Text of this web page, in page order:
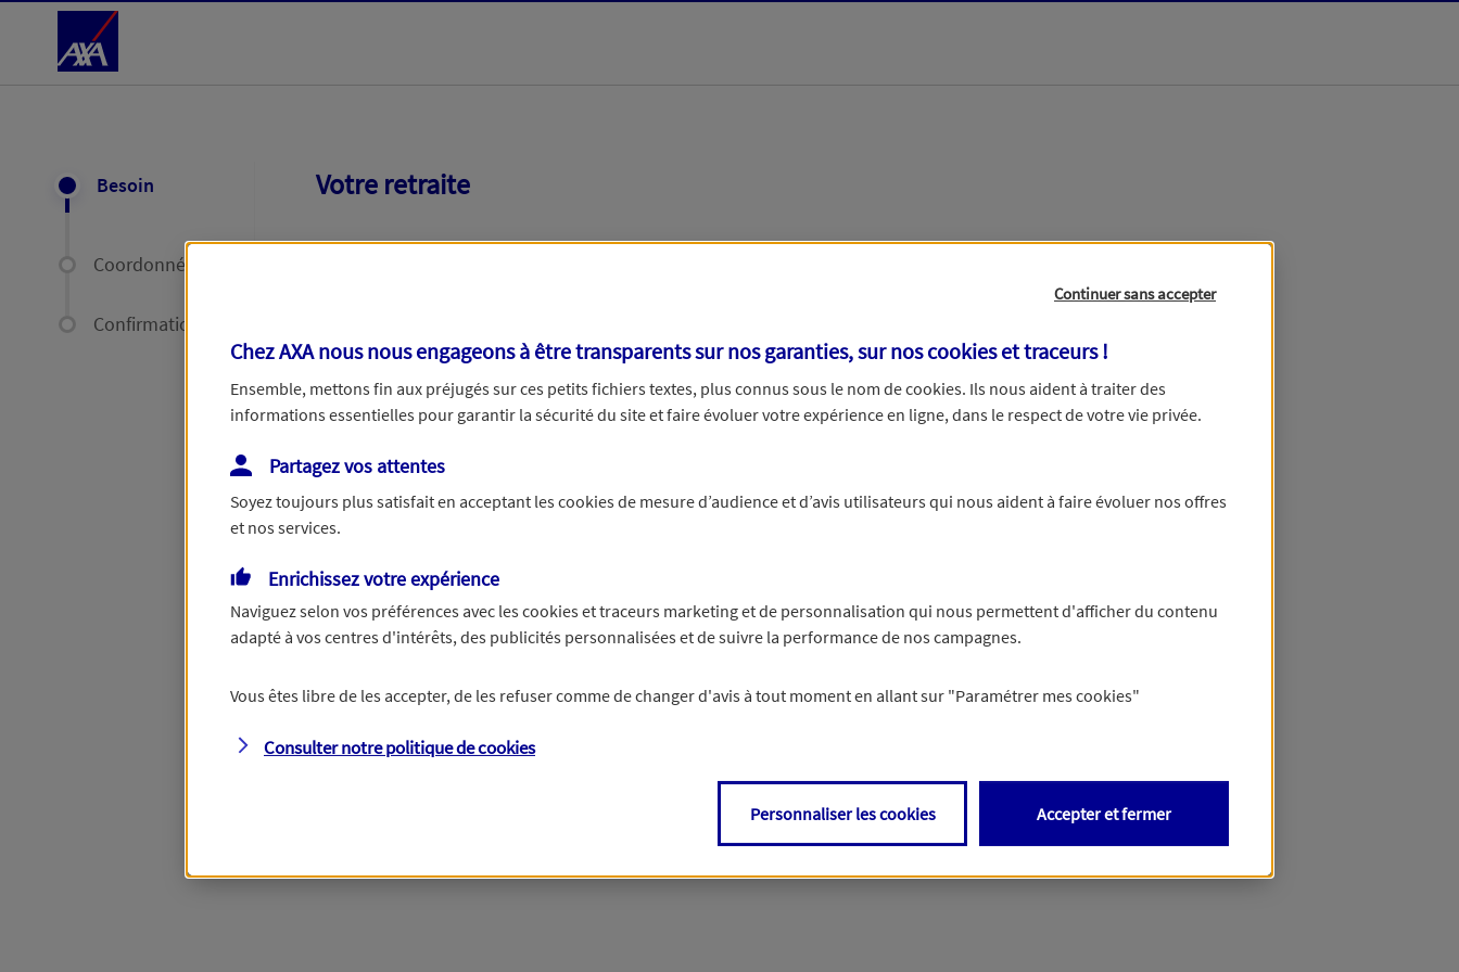
Accéder au Contenu
Besoin
Coordonnées
Confirmation
Votre retraite
Continuer sans accepter
Chez AXA nous nous engageons à être transparents sur nos garanties, sur noscookies et traceurs!
Ensemble, mettons fin aux préjugés sur ces petits fichiers textes, plus connus sous le nom decookies. Ils nous aident à traiter des
informations essentielles pour garantir la sécurité du site et faire évoluer votre expérience en ligne, dans le respect de votre vie privée.
Partagez vos attentes
Soyez toujours plus satisfait en acceptant lescookiesde mesure d’audience et d’avis utilisateurs qui nous aident à faire évoluer nos offres
et nos services.
Enrichissez votre expérience
Naviguez selon vos préférences avec lescookies et traceurs marketing et de personnalisation qui nous permettent d'afficher du contenu
adapté à vos centres d'intérêts, des publicités personnalisées et de suivre la performance de nos campagnes.
Vous êtes libre de les accepter, de les refuser comme de changer d'avis à tout moment en allant sur "Paramétrer mescookies"
Consulter notre politique decookies
Personnaliser les cookies Accepter et fermer